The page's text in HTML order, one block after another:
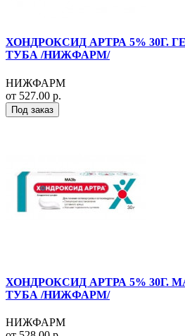
ХОНДРОКСИД АРТРА 5% 30Г.
ТУБА /НИЖФАРМ/
НИЖФАРМ
от 527.00 р.
Под заказ
ХОНДРОКСИД АРТРА 5% 30Г.
ТУБА /НИЖФАРМ/
НИЖФАРМ